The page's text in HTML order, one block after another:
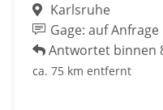
Karlsruhe
Gage: auf Anfrage
Antwortet binnen
ca. 75 km entfernt